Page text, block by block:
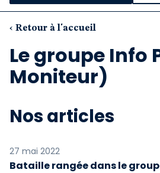
Nos
Notre
‹ Retour à l'accueil
Le groupe Info
Moniteur)
Nos articles
27 mai 2022
Bataille rangée dans le